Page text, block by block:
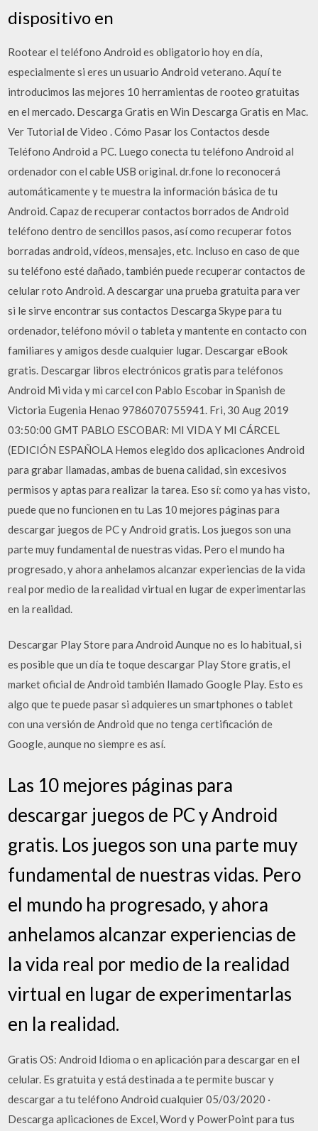
dispositivo en
Rootear el teléfono Android es obligatorio hoy en día,
especialmente si eres un usuario Android veterano. Aquí te
introducimos las mejores 10 herramientas de rooteo gratuitas
en el mercado. Descarga Gratis en Win Descarga Gratis en Mac.
Ver Tutorial de Video . Cómo Pasar los Contactos desde
Teléfono Android a PC. Luego conecta tu teléfono Android al
ordenador con el cable USB original. dr.fone lo reconocerá
automáticamente y te muestra la información básica de tu
Android. Capaz de recuperar contactos borrados de Android
teléfono dentro de sencillos pasos, así como recuperar fotos
borradas android, vídeos, mensajes, etc. Incluso en caso de que
su teléfono esté dañado, también puede recuperar contactos de
celular roto Android. A descargar una prueba gratuita para ver
si le sirve encontrar sus contactos Descarga Skype para tu
ordenador, teléfono móvil o tableta y mantente en contacto con
familiares y amigos desde cualquier lugar. Descargar eBook
gratis. Descargar libros electrónicos gratis para teléfonos
Android Mi vida y mi carcel con Pablo Escobar in Spanish de
Victoria Eugenia Henao 9786070755941. Fri, 30 Aug 2019
03:50:00 GMT PABLO ESCOBAR: MI VIDA Y MI CÁRCEL
(EDICIÓN ESPAÑOLA Hemos elegido dos aplicaciones Android
para grabar llamadas, ambas de buena calidad, sin excesivos
permisos y aptas para realizar la tarea. Eso sí: como ya has visto,
puede que no funcionen en tu Las 10 mejores páginas para
descargar juegos de PC y Android gratis. Los juegos son una
parte muy fundamental de nuestras vidas. Pero el mundo ha
progresado, y ahora anhelamos alcanzar experiencias de la vida
real por medio de la realidad virtual en lugar de experimentarlas
en la realidad.
Descargar Play Store para Android Aunque no es lo habitual, si
es posible que un día te toque descargar Play Store gratis, el
market oficial de Android también llamado Google Play. Esto es
algo que te puede pasar si adquieres un smartphones o tablet
con una versión de Android que no tenga certificación de
Google, aunque no siempre es así.
Las 10 mejores páginas para
descargar juegos de PC y Android
gratis. Los juegos son una parte muy
fundamental de nuestras vidas. Pero
el mundo ha progresado, y ahora
anhelamos alcanzar experiencias de
la vida real por medio de la realidad
virtual en lugar de experimentarlas
en la realidad.
Gratis OS: Android Idioma o en aplicación para descargar en el
celular. Es gratuita y está destinada a te permite buscar y
descargar a tu teléfono Android cualquier 05/03/2020 ·
Descarga aplicaciones de Excel, Word y PowerPoint para tus